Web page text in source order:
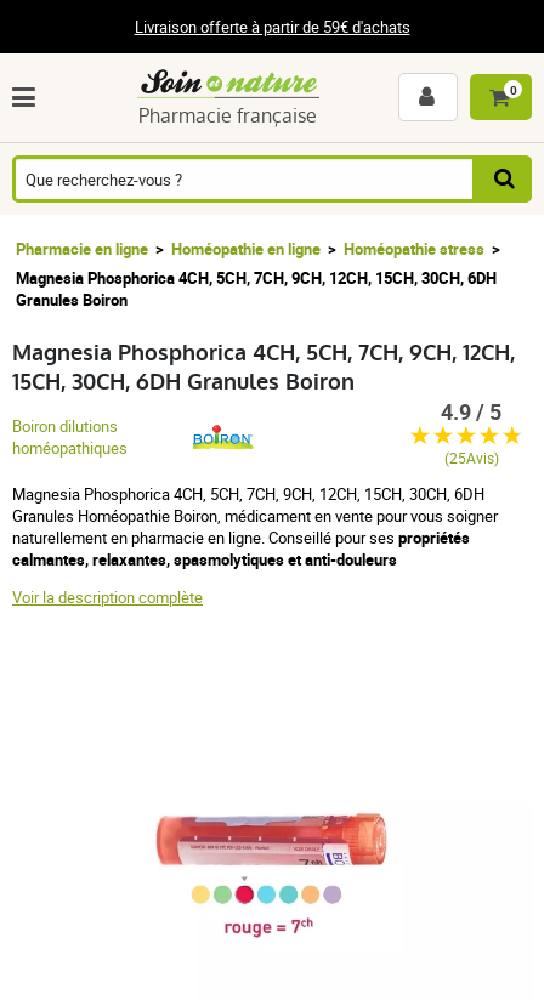
Livraison offerte à partir de 59€ d'achats
Pharmacie française
0
Pharmacie en ligne Homéopathie en ligne
Homéopathie stress
Magnesia Phosphorica 4CH, 5CH, 7CH, 9CH, 12CH, 15CH, 30CH, 6DH
Granules Boiron
Magnesia Phosphorica 4CH, 5CH, 7CH, 9CH, 12CH,
15CH, 30CH, 6DH Granules Boiron
Boiron dilutions
homéopathiques
Magnesia Phosphorica 4CH, 5CH, 7CH, 9CH, 12CH, 15CH, 30CH, 6DH
Granules Homéopathie Boiron, médicament en vente pour vous soigner
naturellement en pharmacie en ligne. Conseillé pour ses propriétés
calmantes, relaxantes, spasmolytiques et anti-douleurs
Voir la description complète
4.9 / 5
(25Avis)